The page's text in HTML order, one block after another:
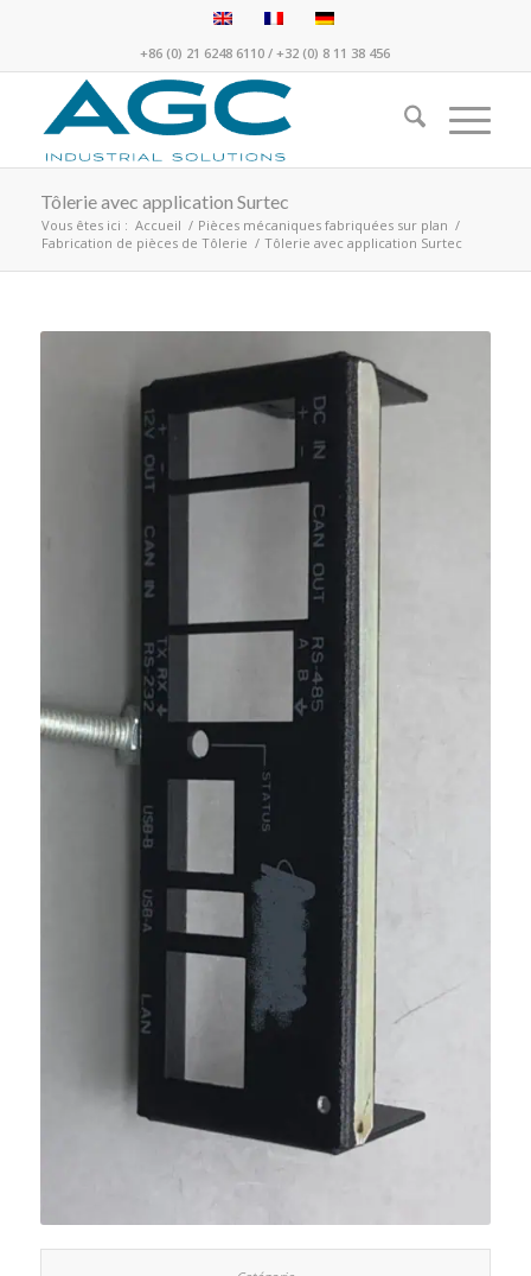
+86 (0) 21 6248 6110 /+32 (0) 8 11 38 456
Tôlerie avec application Surtec
Vous êtes ici : Accueil / Pièces mécaniques fabriquées sur plan /
Fabrication de pièces de Tôlerie / Tôlerie avec application Surtec